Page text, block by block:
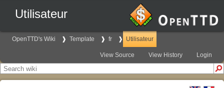
Utilisateur
OpenTTD's Wiki Template fr Utilisateur
View Source View History Login